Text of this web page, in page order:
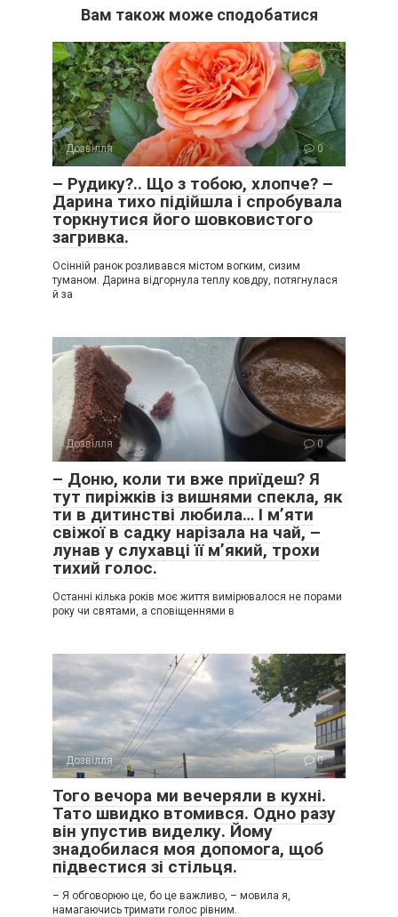
Вам також може сподобатися
Дозвілля 0
– Рудику?.. Що з тобою, хлопче? –
Дарина тихо підійшла і спробувала
торкнутися його шовковистого
загривка.
Осінній ранок розливався містом вогким, сизим
туманом. Дарина відгорнула теплу ковдру, потягнулася
й за
Дозвілля 0
– Доню, коли ти вже приїдеш? Я
тут пиріжків із вишнями спекла, як
ти в дитинстві любила… І м’яти
свіжої в садку нарізала на чай, –
лунав у слухавці її м’який, трохи
тихий голос.
Останні кілька років моє життя вимірювалося не порами
року чи святами, а сповіщеннями в
Дозвілля 0
Того вечора ми вечеряли в кухні.
Тато швидко втомився. Одно разу
він упустив виделку. Йому
знадобилася моя допомога, щоб
підвестися зі стільця.
– Я обговорюю це, бо це важливо, – мовила я,
намагаючись тримати голос рівним.